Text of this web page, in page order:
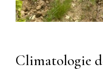
Climatologie